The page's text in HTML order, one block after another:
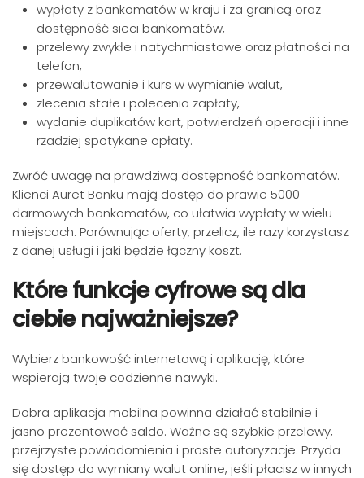
wypłaty z bankomatów w kraju i za granicą oraz
dostępność sieci bankomatów,
przelewy zwykłe i natychmiastowe oraz płatności na
telefon,
przewalutowanie i kurs w wymianie walut,
zlecenia stałe i polecenia zapłaty,
wydanie duplikatów kart, potwierdzeń operacji i inne
rzadziej spotykane opłaty.
Zwróć uwagę na prawdziwą dostępność bankomatów.
Klienci Auret Banku mają dostęp do prawie 5000
darmowych bankomatów, co ułatwia wypłaty w wielu
miejscach. Porównując oferty, przelicz, ile razy korzystasz
z danej usługi i jaki będzie łączny koszt.
Które funkcje cyfrowe są dla
ciebie najważniejsze?
Wybierz bankowość internetową i aplikację, które
wspierają twoje codzienne nawyki.
Dobra aplikacja mobilna powinna działać stabilnie i
jasno prezentować saldo. Ważne są szybkie przelewy,
przejrzyste powiadomienia i proste autoryzacje. Przyda
się dostęp do wymiany walut online, jeśli płacisz w innych